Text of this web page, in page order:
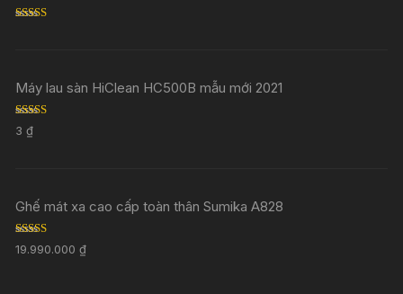
Máy lau sàn HiClean HC500B mẫu mới 2021
Rated
out of 5
3₫
Ghế mát xa cao cấp toàn thân Sumika A828
Rated5.00
out of 5
19.990.000₫